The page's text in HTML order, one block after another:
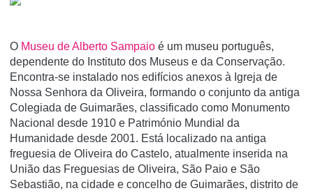
O Museu de Alberto Sampaio é um museu português,
dependente do Instituto dos Museus e da Conservação.
Encontra-se instalado nos edifí­cios anexos à Igreja de
Nossa Senhora da Oliveira, formando o conjunto da antiga
Colegiada de Guimarães, classificado como Monumento
Nacional desde 1910 e Património Mundial da
Humanidade desde 2001. Está localizado na antiga
freguesia de Oliveira do Castelo, atualmente inserida na
União das Freguesias de Oliveira, São Paio e São
Sebastião, na cidade e concelho de Guimarães, distrito de